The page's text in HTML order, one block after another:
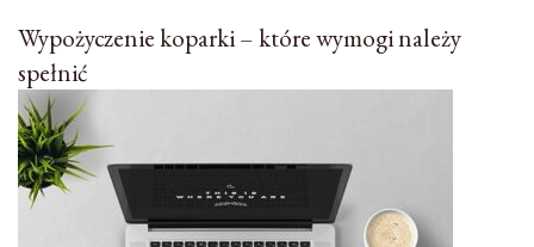
Wypożyczenie koparki – które wymogi należy
spełnić